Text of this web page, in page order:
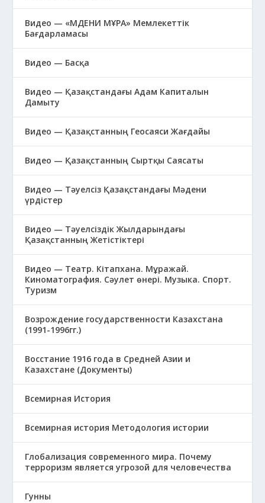
Видео — «МӘДЕНИ МҰРА» Мемлекеттік
Бағдарламасы
Видео — Басқа
Видео — Қазақстандағы Адам Капиталын
Дамыту
Видео — Қазақстанның Геосаяси Жағдайы
Видео — Қазақстанның Сыртқы Саясаты
Видео — Тәуелсіз Қазақстандағы Мәдени
үрдістер
Видео — Тәуелсіздік Жылдарындағы
Қазақстанның Жетістіктері
Видео — Театр. Кітапхана. Мұражай.
Киноматография. Сәулет өнері. Музыка. Спорт.
Туризм
Возрождение государственности Казахстана
(1991-1996гг.)
Восстание 1916 года в Средней Азии и
Казахстане (Документы)
Всемирная История
Всемирная история Методология истории
Глобализация современного мира. Почему
терроризм является угрозой для человечества
Гунны